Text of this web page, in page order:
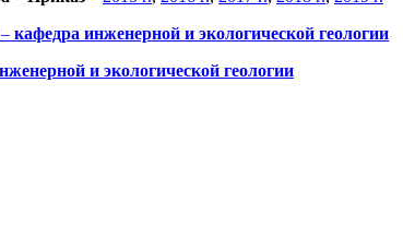
кафедра инженерной и экологической геологии
и экологической геологии